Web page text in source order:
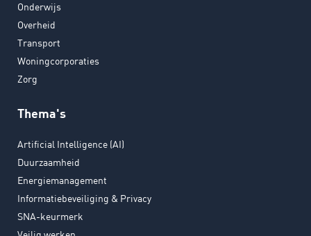
Onderwijs
Overheid
Transport
Woningcorporaties
Zorg
Thema's
Artificial Intelligence (AI)
Duurzaamheid
Energiemanagement
Informatiebeveiliging & Privacy
SNA-keurmerk